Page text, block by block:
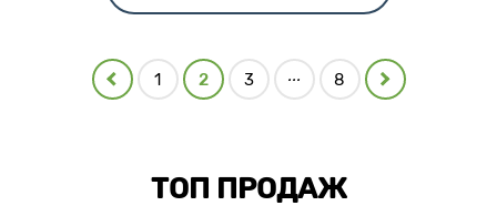
1 2 3 ... 8
ТОП ПРОДАЖ